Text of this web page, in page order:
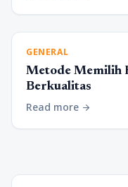
GENERAL
Metode Memilih
Berkualitas
Read more arrow_forward